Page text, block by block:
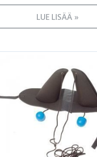
LUE LISÄÄ »